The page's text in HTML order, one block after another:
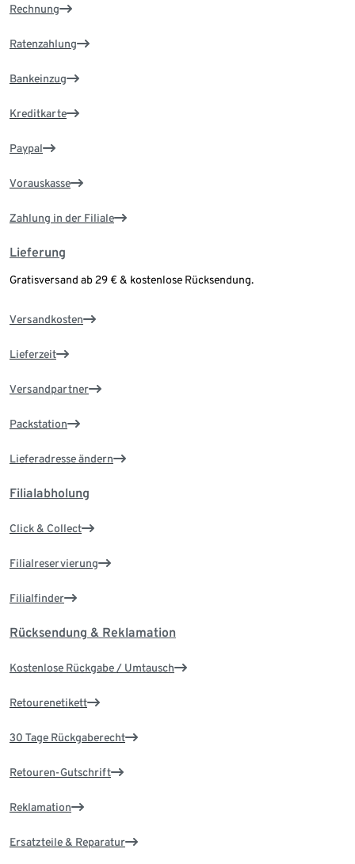
Rechnung
Ratenzahlung
Bankeinzug
Kreditkarte
Paypal
Vorauskasse
Zahlung in der Filiale
Lieferung
Gratisversand ab 29 € & kostenlose Rücksendung.
Versandkosten
Lieferzeit
Versandpartner
Packstation
Lieferadresse ändern
Filialabholung
Click & Collect
Filialreservierung
Filialfinder
Rücksendung & Reklamation
Kostenlose Rückgabe / Umtausch
Retourenetikett
30 Tage Rückgaberecht
Retouren-Gutschrift
Reklamation
Ersatzteile & Reparatur